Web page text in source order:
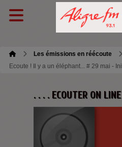
Les émissions en réécoute
Ecoute ! Il y a un éléphant... # 29 mai -
. . . . ECOUTER ON